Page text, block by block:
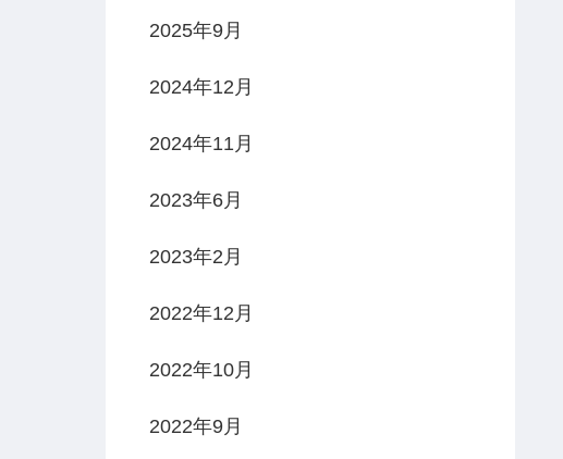
2025年9月
2024年12月
2024年11月
2023年6月
2023年2月
2022年12月
2022年10月
2022年9月